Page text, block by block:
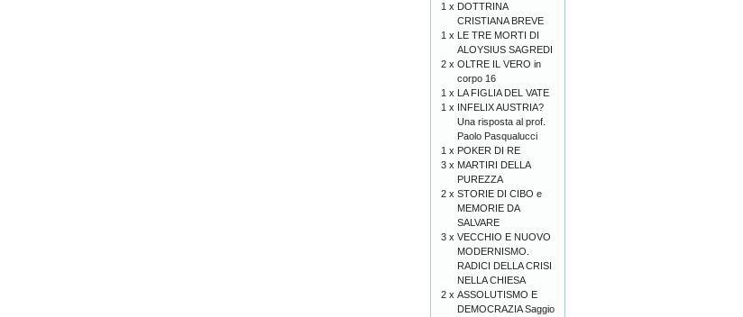
1 x DOTTRINA
CRISTIANA BREVE
1 x LE TRE MORTI DI
ALOYSIUS SAGREDI
2 x OLTRE IL VERO in
corpo 16
1 x LA FIGLIA DEL VATE
1 x INFELIX AUSTRIA?
Una risposta al prof.
Paolo Pasqualucci
1 x POKER DI RE
3 x MARTIRI DELLA
PUREZZA
2 x STORIE DI CIBO e
MEMORIE DA
SALVARE
3 x VECCHIO E NUOVO
MODERNISMO.
RADICI DELLA CRISI
NELLA CHIESA
2 x ASSOLUTISMO E
DEMOCRAZIA Saggio